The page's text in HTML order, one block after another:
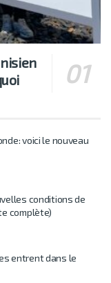
voici le nouveau
conditions de
complète)
entrent dans le